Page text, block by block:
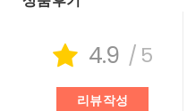
4.9 / 5
리뷰작성